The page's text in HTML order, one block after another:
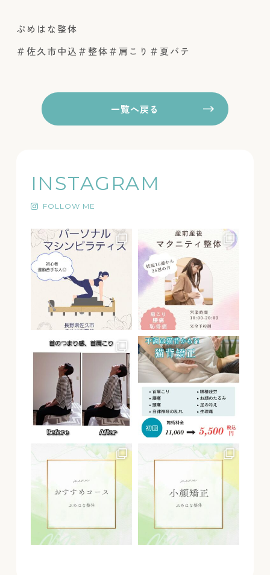
ぷめはな整体
＃佐久市中込＃整体＃肩こり＃夏バテ
一覧へ戻る
INSTAGRAM
FOLLOW ME